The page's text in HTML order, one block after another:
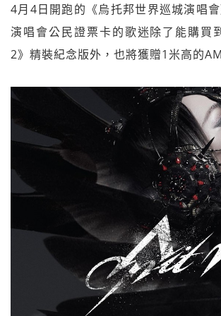
4月4日開跑的《烏托邦世界巡城演唱
演唱會公民證票卡的歌迷除了能購買
2》精裝紀念版外，也將獲贈1米高的